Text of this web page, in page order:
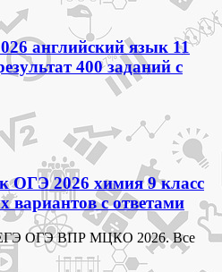
английский язык 11
400 заданий с
ОГЭ 2026 химия 9 класс
вариантов с ответами
ЕГЭ ОГЭ ВПР МЦКО 2026. Все